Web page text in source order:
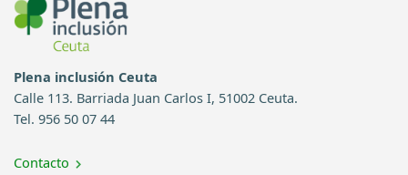
Plena inclusión Ceuta
Calle 113. Barriada Juan Carlos I, 51002 Ceuta.
Tel. 956 50 07 44
Contacto